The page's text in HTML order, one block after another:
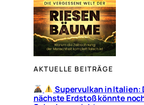
AKTUELLE BEITRÄGE
Supervulkan in Italien:
nächste Erdstoß könnte